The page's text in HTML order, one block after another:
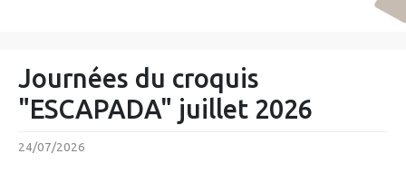
Journées du croquis
"ESCAPADA" juillet 2026
24/07/2026